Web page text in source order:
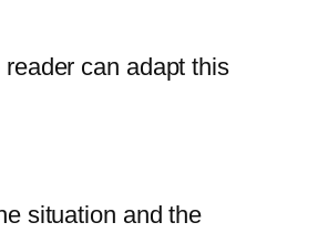
can adapt this
situation and the